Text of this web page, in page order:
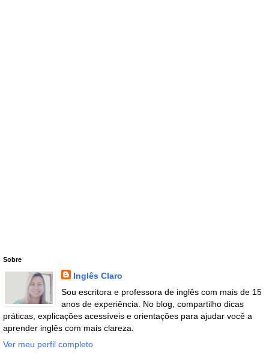
Sobre
Inglês Claro
Sou escritora e professora de inglês com mais de 15
anos de experiência. No blog, compartilho dicas
práticas, explicações acessíveis e orientações para ajudar você a
aprender inglês com mais clareza.
Ver meu perfil completo